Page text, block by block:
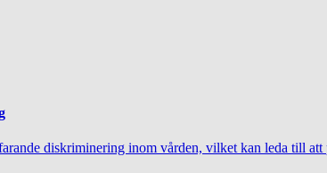
diskriminering inom vården, vilket kan leda till att